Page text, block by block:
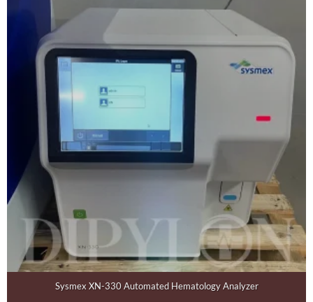
Sysmex XN-330 Automated Hematology Analyzer